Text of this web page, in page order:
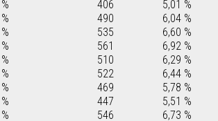
406
5,01 %
490
6,04 %
535
6,60 %
561
6,92 %
510
6,29 %
522
6,44 %
469
5,78 %
447
5,51 %
546
6,73 %